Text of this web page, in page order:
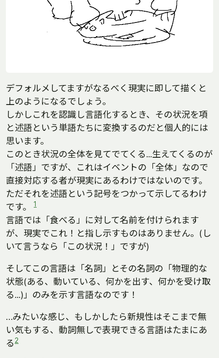
デフォルメしてますがなるべく現実に即して描くと
上のようになるでしょう。
しかしこれを認識し言語化するとき、その状況を項
と述語という単語たちに変換するのだと個人的には
思います。
このとき状況の全体を見てでてくる...生えてくるのが
「述語」ですが、これはイベントの「全体」なので
直接対応する者が現実にあるわけではないのです。
ただそれを述語という記号をつかって示してるわけ
です。
1
言語では「食べる」に対して名前を付けられます
が、現実でこれ！と指し示すものはありません。(し
いて言うなら「この状況！」ですが)
そしてこの言語は「名詞」とその名詞の「物理的な
状態(ある、動いている、何かを出す、何かを受け取
る...)」のみを示す言語なのです！
…みたいな感じ、もしかしたら新規性はそこまで無
い気もする、動詞無しで表現できる言語はたまにあ
る2